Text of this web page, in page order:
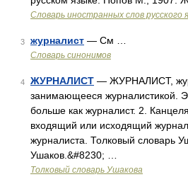
Словарь иностранных слов русского
3 журналист — См …
Словарь синонимов
4 ЖУРНАЛИСТ — ЖУРНАЛИСТ,
занимающееся журналистикой.
больше как журналист. 2.
входящий или исходящий
журналиста. Толковый словарь
Ушаков.&#8230; …
Толковый словарь Ушакова